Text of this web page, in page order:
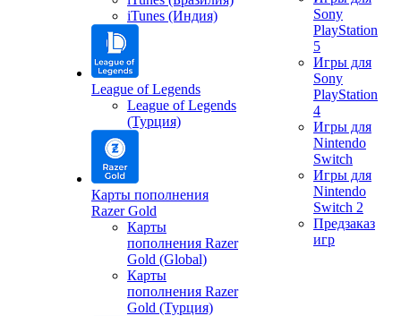
iTunes (Индия)
League of Legends
League of Legends
(Турция)
Карты пополнения
Razer Gold
Карты
пополнения Razer
Gold (Global)
Карты
пополнения Razer
Gold (Турция)
Sony
PlayStation
5
Игры для
Sony
PlayStation
4
Игры для
Nintendo
Switch
Игры для
Nintendo
Switch 2
Предзаказ
игр